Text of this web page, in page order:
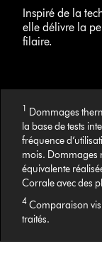
Inspiré de la
elle délivre la
filaire.
1 Dommages
la base de tests
fréquence
mois. Dommages
équivalente
Corrale avec des
4 Comparaison
traités.